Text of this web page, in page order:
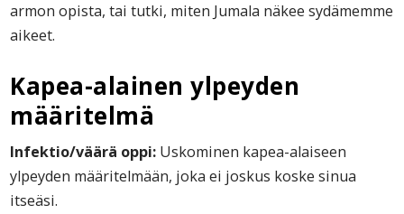
armon opista, tai tutki, miten Jumala näkee sydämemme
aikeet.
Kapea-alainen ylpeyden
määritelmä
Infektio/väärä oppi: Uskominen kapea-alaiseen
ylpeyden määritelmään, joka ei joskus koske sinua
itseäsi.